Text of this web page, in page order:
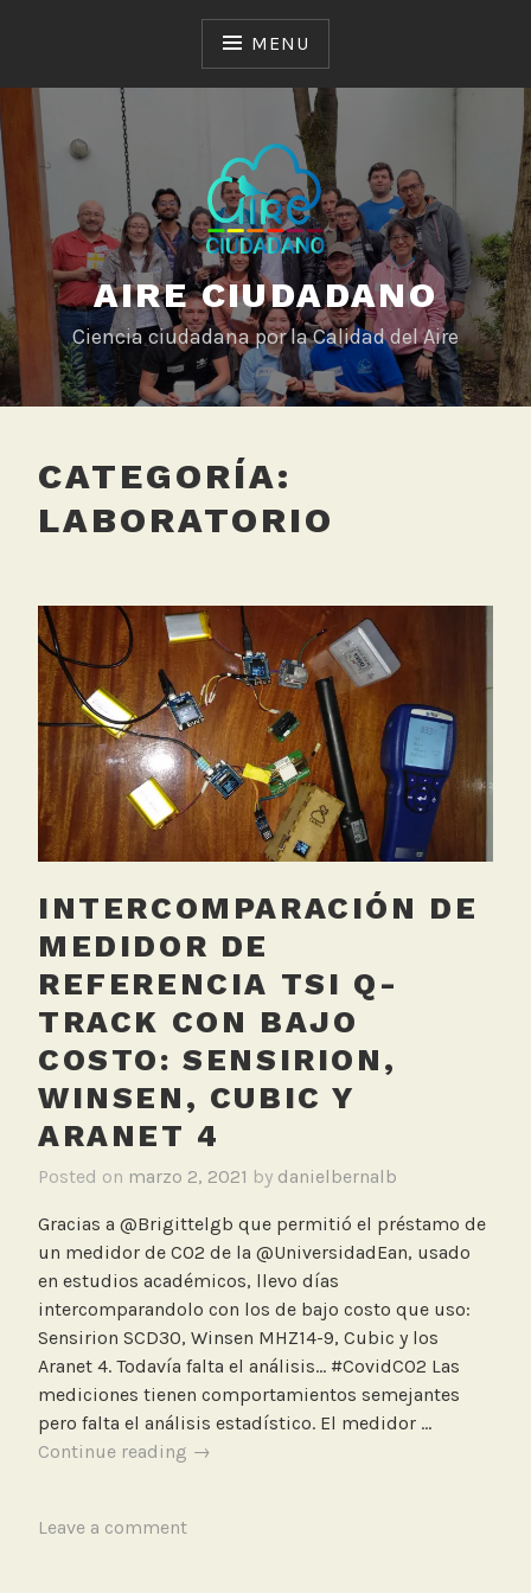
MENU
AIRE CIUDADANO
Ciencia ciudadana por la Calidad del Aire
CATEGORÍA:
LABORATORIO
INTERCOMPARACIÓN DE
MEDIDOR DE
REFERENCIA TSI Q-
TRACK CON BAJO
COSTO: SENSIRION,
WINSEN, CUBIC Y
ARANET 4
Posted on marzo 2, 2021 by danielbernalb
Gracias a @Brigittelgb que permitió el préstamo de
un medidor de CO2 de la @UniversidadEan, usado
en estudios académicos, llevo días
intercomparandolo con los de bajo costo que uso:
Sensirion SCD30, Winsen MHZ14-9, Cubic y los
Aranet 4. Todavía falta el análisis... #CovidCO2 Las
mediciones tienen comportamientos semejantes
pero falta el análisis estadístico. El medidor …
Continue reading Intercomparación
→
TLeave a comment